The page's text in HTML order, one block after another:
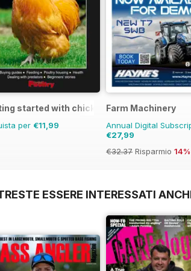
started with chickens
per €11,99
Farm Machinery
Annual Digital
€27,99
€32.37 Risparmio 14%
ESSERE INTERESSATI